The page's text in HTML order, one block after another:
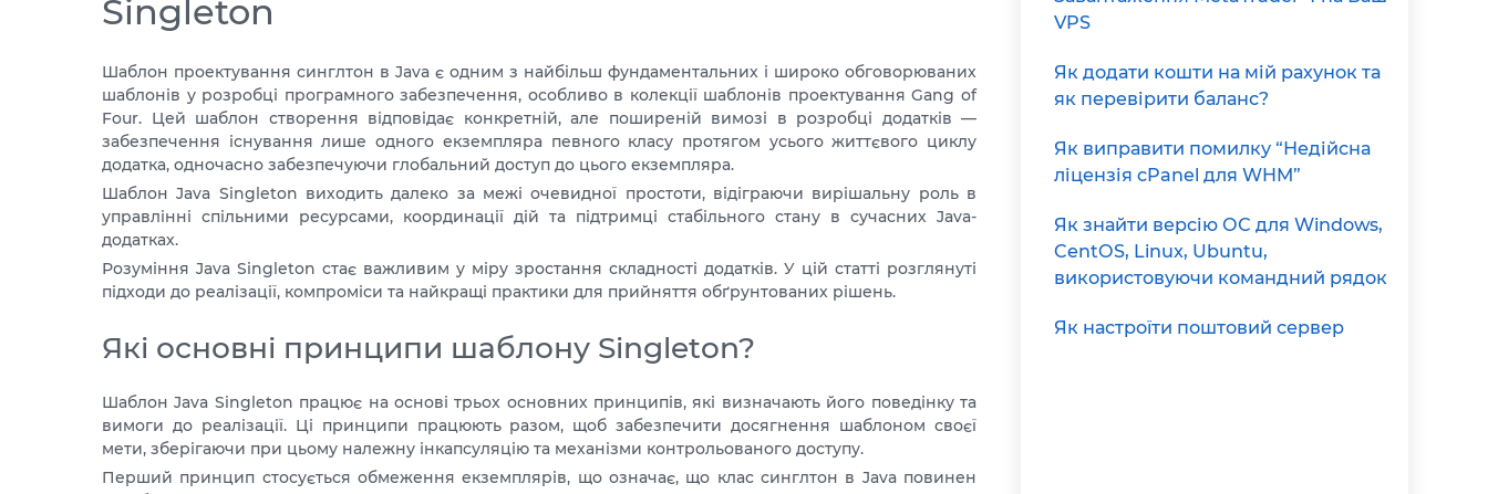
Singleton
Шаблон проектування синглтон в Java є одним з найбільш фундаментальних і широко обговорюваних
шаблонів у розробці програмного забезпечення, особливо в колекції шаблонів проектування Gang of
Four. Цей шаблон створення відповідає конкретній, але поширеній вимозі в розробці додатків —
забезпечення існування лише одного екземпляра певного класу протягом усього життєвого циклу
додатка, одночасно забезпечуючи глобальний доступ до цього екземпляра.
Шаблон Java Singleton виходить далеко за межі очевидної простоти, відіграючи вирішальну роль в
управлінні спільними ресурсами, координації дій та підтримці стабільного стану в сучасних Java-
додатках.
Розуміння Java Singleton стає важливим у міру зростання складності додатків. У цій статті розглянуті
підходи до реалізації, компроміси та найкращі практики для прийняття обґрунтованих рішень.
Які основні принципи шаблону Singleton?
Шаблон Java Singleton працює на основі трьох основних принципів, які визначають його поведінку та
вимоги до реалізації. Ці принципи працюють разом, щоб забезпечити досягнення шаблоном своєї
мети, зберігаючи при цьому належну інкапсуляцію та механізми контрольованого доступу.
Перший принцип стосується обмеження екземплярів, що означає, що клас синглтон в Java повинен
VPS
Як додати кошти на мій рахунок та
як перевірити баланс?
Як виправити помилку “Недійсна
ліцензія cPanel для WHM”
Як знайти версію ОС для Windows,
CentOS, Linux, Ubuntu,
використовуючи командний рядок
Як настроїти поштовий сервер